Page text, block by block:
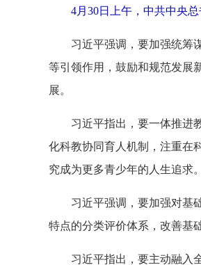
4月30日上午，中共中央
习近平强调，要加强统筹
等引领作用，鼓励和规范发展
展。
习近平指出，要一体推进
化科教协同育人机制，注重在
究成为更多青少年的人生追求。
习近平强调，要加强对基
特点的分类评价体系，改善基
习近平指出，要主动融入